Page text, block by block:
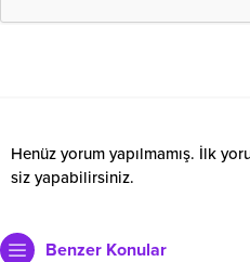
Henüz yorum yapılmamış. İlk
siz yapabilirsiniz.
Benzer Konular